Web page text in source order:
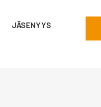
JÄSENYYS